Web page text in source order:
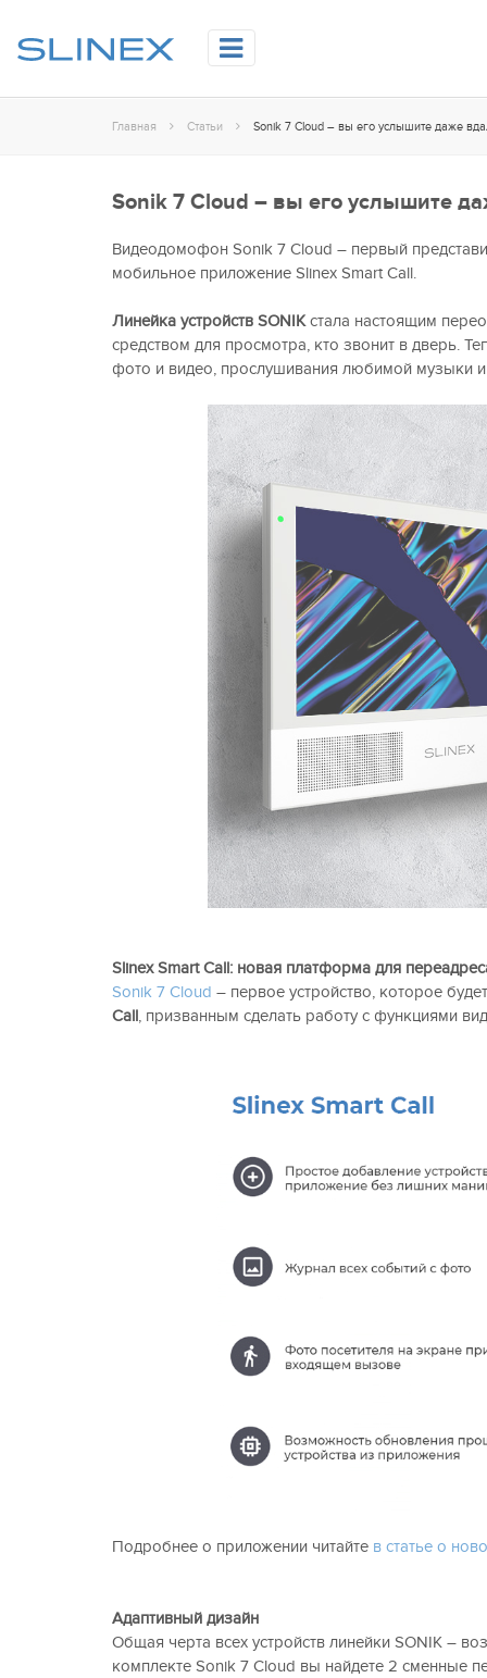
Главная Статьи Sonik 7 Cloud – вы его услышите даже
Sonik 7 Cloud – вы его услышите
Видеодомофон Sonik 7 Cloud – первый
мобильное приложение Slinex Smart Call.
Линейка устройств SONIKстала настоящим
средством для просмотра, кто звонит в дверь.
фото и видео, прослушивания любимой музыки
Slinex Smart Call: новая платформа для
Sonik 7 Cloud – первое устройство, которое
Call, призванным сделать работу с функциями
Подробнее о приложении читайте в статье о
Адаптивный дизайн
Общая черта всех устройств линейки SONIK –
комплекте Sonik 7 Cloud вы найдете 2 сменные